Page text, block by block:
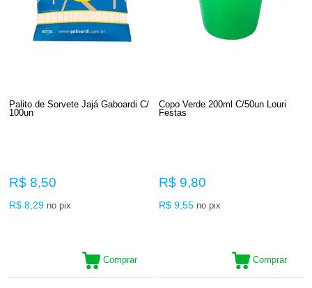
Palito de Sorvete Jajá Gaboardi C/
100un
R$ 8,50
R$ 8,29 no pix
Comprar
Copo Verde 200ml C/50un Louri
Festas
R$ 9,80
R$ 9,55 no pix
Comprar